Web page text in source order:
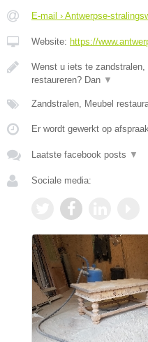
E-mail › Antwerpse-
Website: https://
Wenst u iets te
restaureren? Dan ▼
Zandstralen, Meubel
Er wordt gewerkt op afspraak.
Laatste facebook posts ▼
Sociale media: